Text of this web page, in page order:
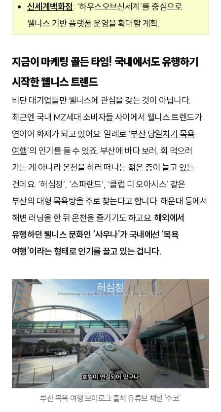
신세계백화점: ‘하우스오브신세계’를 중심으로
웰니스 기반 플랫폼 운영을 확대할 계획.
지금이 마케팅 골든 타임! 국내에서도 유행하기
시작한 웰니스 트렌드
비단 대기업들만 웰니스에 관심을 갖는 것이 아닙니다.
최근엔 국내 MZ세대 소비자들 사이에서 웰니스 트렌드가
연이어 화제가 되고 있어요. 일례로 ‘부산 당일치기 목욕
여행’의 인기를 들 수 있죠. 부산에 바다 보러, 회 먹으러
가는 게 아니라 온천을 하러 떠나는 젊은 층이 늘고 있는
건데요. ‘허심청’, ‘스파랜드’, ‘클럽 디 오아시스’ 같은
부산의 대형 목욕탕을 주로 찾는다고 합니다. 해운대 등에서
해변 러닝을 한 뒤 온천을 즐기기도 하고요. 해외에서
유행하던 웰니스 문화인 ‘사우나’가 국내에선 ‘목욕
여행’이라는 형태로 인기를 끌고 있는 겁니다.
부산 목욕 여행 브이로그 출처 유튜브 채널 ‘수코’